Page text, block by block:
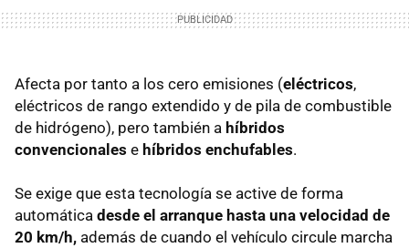
Afecta por tanto a los cero emisiones (eléctricos,
eléctricos de rango extendido y de pila de combustible
de hidrógeno), pero también a híbridos
convencionales e híbridos enchufables.
Se exige que esta tecnología se active de forma
automática desde el arranque hasta una velocidad de
20 km/h, además de cuando el vehículo circule marcha